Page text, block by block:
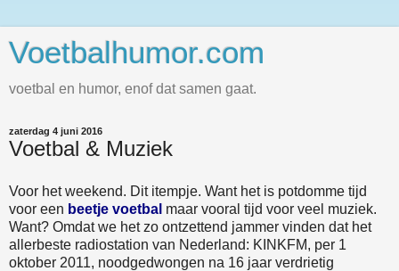
Voetbalhumor.com
voetbal en humor, enof dat samen gaat.
zaterdag 4 juni 2016
Voetbal & Muziek
Voor het weekend. Dit itempje. Want het is potdomme tijd
voor een beetje voetbal maar vooral tijd voor veel muziek.
Want? Omdat we het zo ontzettend jammer vinden dat het
allerbeste radiostation van Nederland: KINKFM, per 1
oktober 2011, noodgedwongen na 16 jaar verdrietig